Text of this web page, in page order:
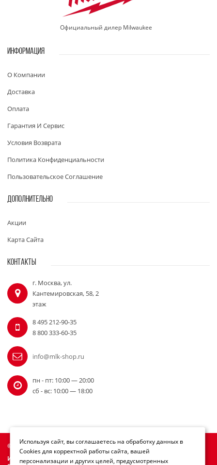
Официальный дилер Milwaukee
ИНФОРМАЦИЯ
О Компании
Доставка
Оплата
Гарантия И Сервис
Условия Возврата
Политика Конфиденциальности
Пользовательское Соглашение
ДОПОЛНИТЕЛЬНО
Акции
Карта Сайта
КОНТАКТЫ
г. Москва, ул.
Кантемировская, 58, 2
этаж
8 495 212-90-35
8 800 333-60-35
info@mlk-shop.ru
пн - пт: 10:00 — 20:00
сб - вс: 10:00 — 18:00
© Официальный дилер Milwaukee 2010 - 2026
Информация на сайте mlk-shop.ru не является публичной
Используя сайт, вы соглашаетесь на обработку данных в
Cookies для корректной работы сайта, вашей
персонализации и других целей, предусмотренных